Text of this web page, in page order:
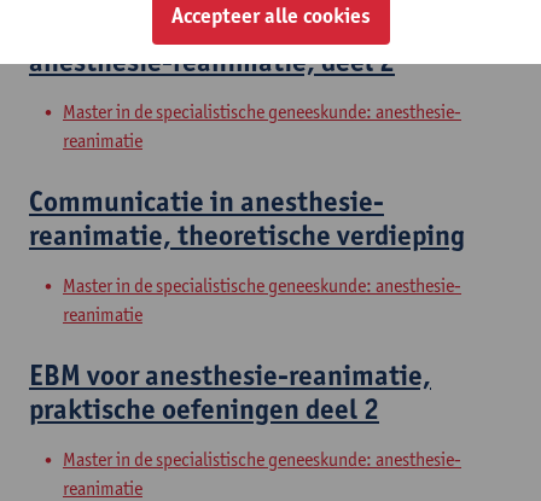
Probleemoplossend vermogen in
anesthesie-reanimatie, deel 2
Master in de specialistische geneeskunde: anesthesie-
reanimatie
Communicatie in anesthesie-
reanimatie, theoretische verdieping
Master in de specialistische geneeskunde: anesthesie-
reanimatie
EBM voor anesthesie-reanimatie,
praktische oefeningen deel 2
Master in de specialistische geneeskunde: anesthesie-
reanimatie
Accepteer alle cookies